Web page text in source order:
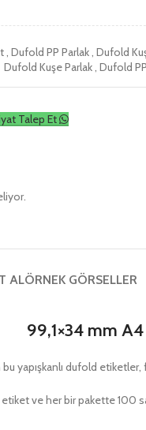
,Dufold PP Parlak ,Dufold
Dufold Kuşe Parlak ,Dufold
Talep Et
ALÖRNEK GÖRSELLER
99,1×34 mm
dufold etiketler,
etiket ve her bir pakette